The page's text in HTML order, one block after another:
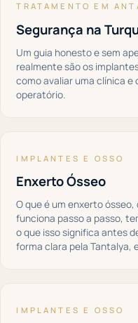
TRATAMENTO EM
Segurança na
Um guia honesto e sem
realmente são os
como avaliar uma clínica
operatório.
IMPLANTES E OSSO
Enxerto Ósseo
O que é um enxerto
funciona passo a passo,
o que isso significa antes
forma clara pela Tantalya,
IMPLANTES E OSSO